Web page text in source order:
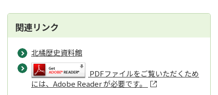
関連リンク
北橘歴史資料館
PDFファイルをご覧いただくため
には、Adobe Reader が必要です。